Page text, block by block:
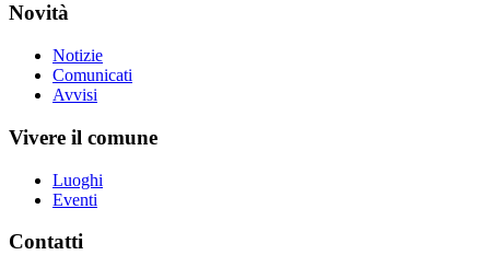
Novità
Notizie
Comunicati
Avvisi
Vivere il comune
Luoghi
Eventi
Contatti